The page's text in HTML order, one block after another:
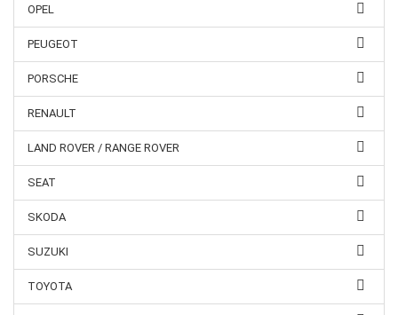
OPEL
PEUGEOT
PORSCHE
RENAULT
LAND ROVER / RANGE ROVER
SEAT
SKODA
SUZUKI
TOYOTA